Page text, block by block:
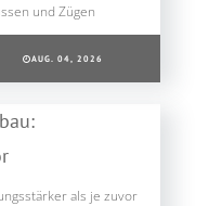
und Zügen
AUG. 04, 2026
als je zuvor